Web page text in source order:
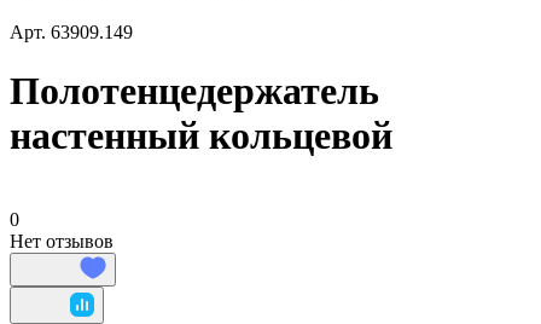
Арт. 63909.149
Полотенцедержатель
настенный кольцевой
0
Нет отзывов